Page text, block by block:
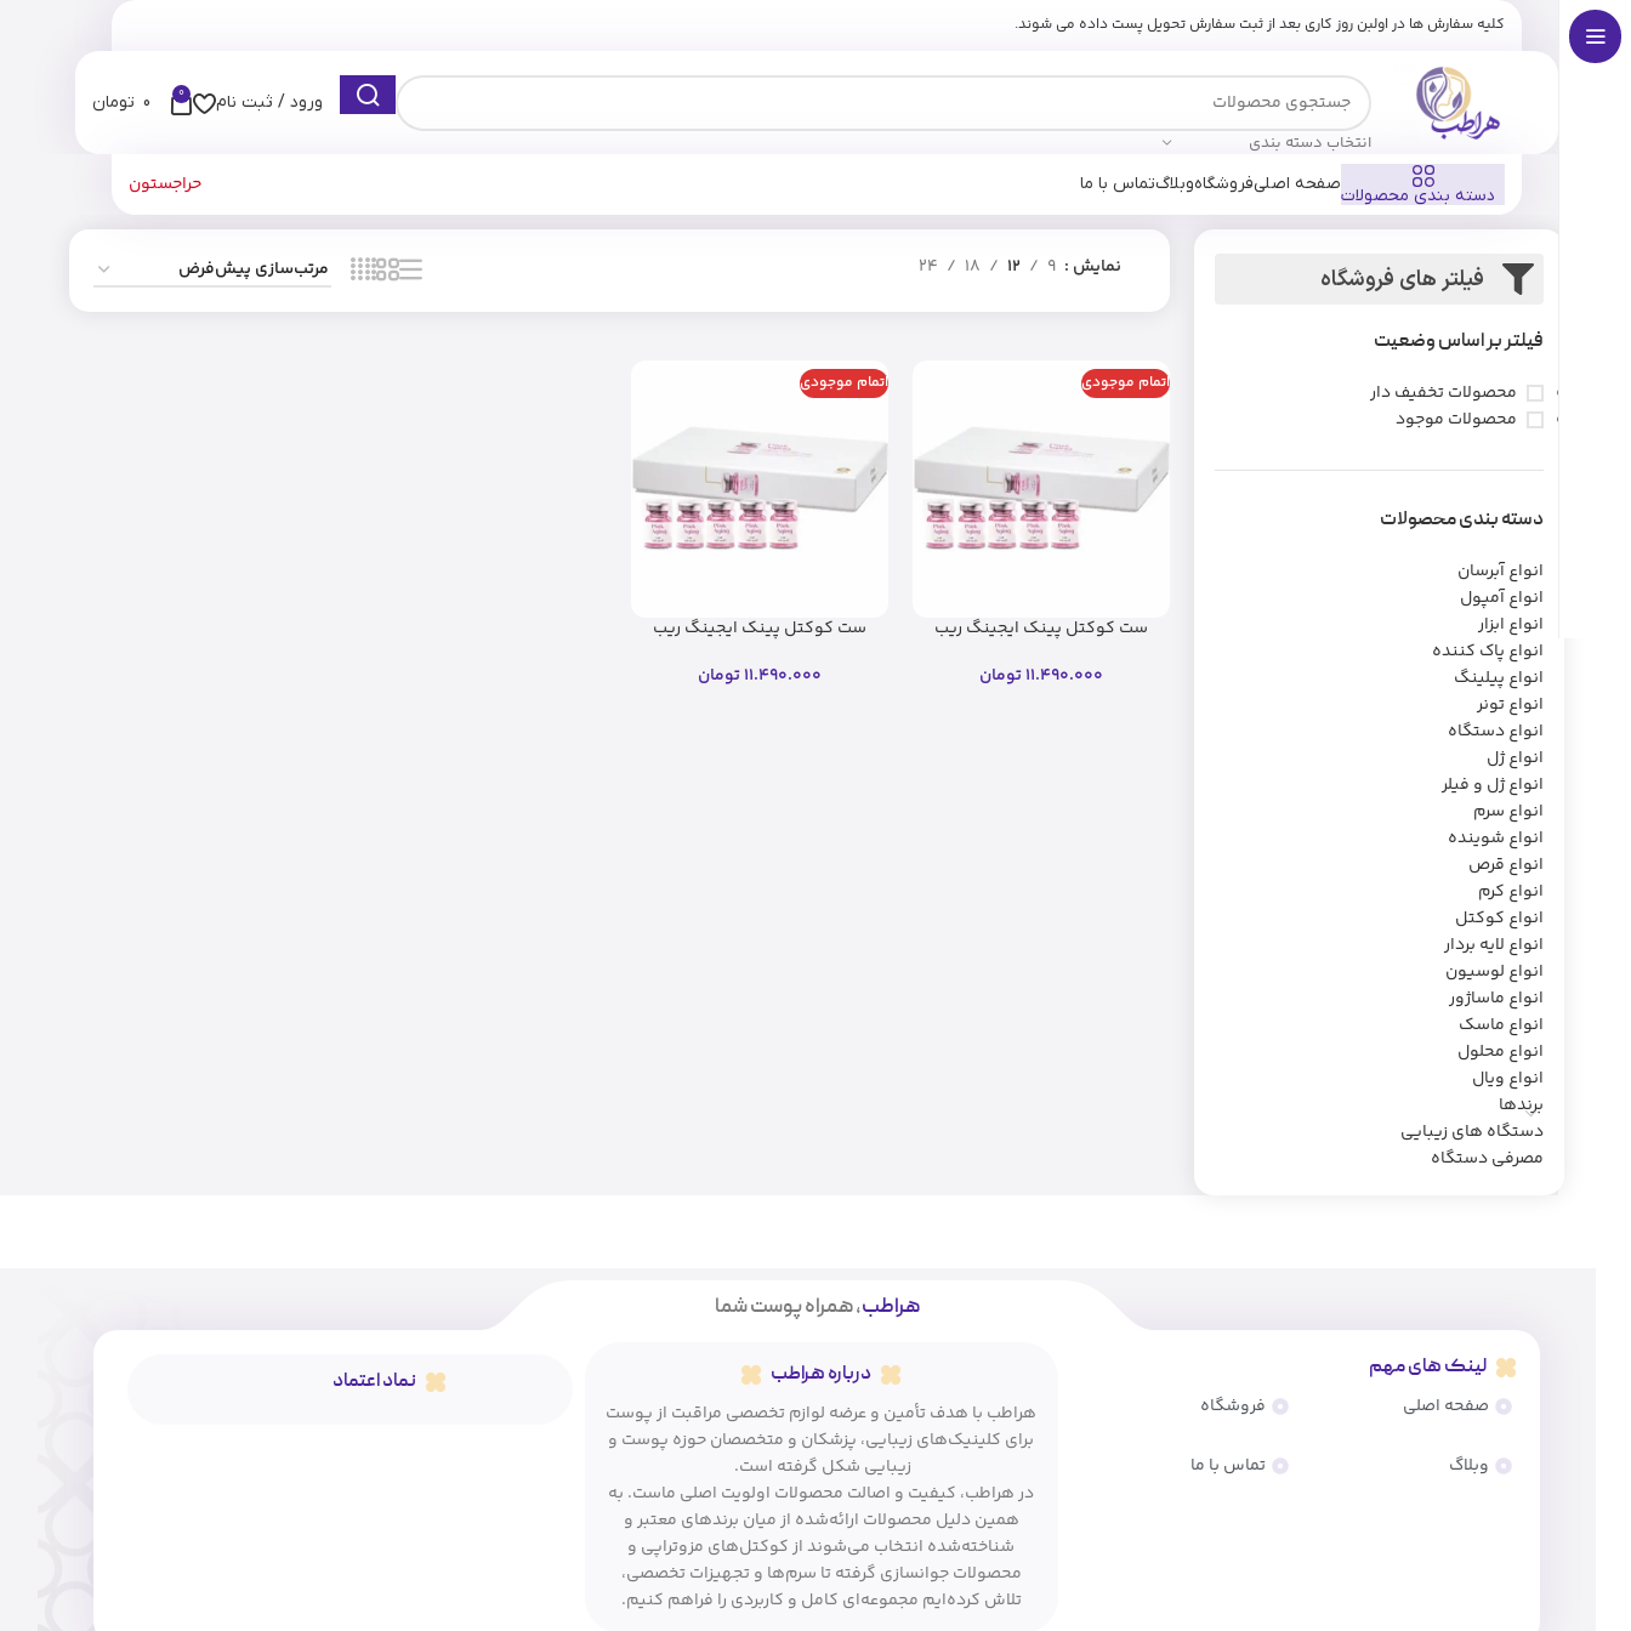
کلیه سفارش ها در اولبن روز کاری بعد از ثبت سفارش تحویل پست داده می شوند.
انتخاب دسته بندی
ورود / ثبت نام 0
0 تومان
دسته بندی محصولات
صفحه اصلیفروشگاهوبلاگتماس با ما حراجستون
فیلتر های فروشگاه
فیلتر بر اساس وضعیت
محصولات تخفیف دار
محصولات موجود
دسته بندی محصولات
انواع آبرسان
انواع آمپول
انواع ابزار
انواع پاک کننده
انواع پیلینگ
انواع تونر
انواع دستگاه
انواع ژل
انواع ژل و فیلر
انواع سرم
انواع شوینده
انواع قرص
انواع کرم
انواع کوکتل
انواع لایه بردار
انواع لوسیون
انواع ماساژور
انواع ماسک
انواع محلول
انواع ویال
برندها
دستگاه های زیبایی
مصرفی دستگاه
نمایش 9
12
18
24
اتمام موجودی
ست کوکتل پینک ایجینگ ریب
11.490.000تومان
اتمام موجودی
ست کوکتل پینک ایجینگ ریب
11.490.000تومان
هراطب، همراه پوست شما
لینک های مهم
صفحه اصلی
وبلاگ
فروشگاه
تماس با ما
درباره هراطب
هراطب با هدف تأمین و عرضه لوازم تخصصی مراقبت از پوست
برای کلینیک‌های زیبایی، پزشکان و متخصصان حوزه پوست و
زیبایی شکل گرفته است.
در هراطب، کیفیت و اصالت محصولات اولویت اصلی ماست. به
همین دلیل محصولات ارائه‌شده از میان برندهای معتبر و
شناخته‌شده انتخاب می‌شوند از کوکتل‌های مزوتراپی و
محصولات جوانسازی گرفته تا سرم‌ها و تجهیزات تخصصی،
تلاش کرده‌ایم مجموعه‌ای کامل و کاربردی را فراهم کنیم.
نماد اعتماد